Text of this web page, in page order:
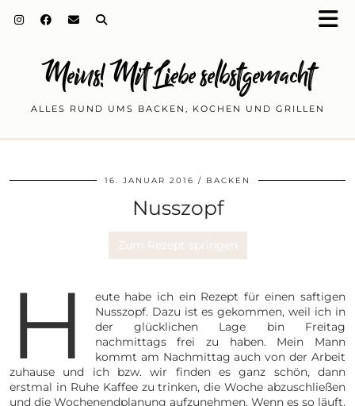
Meins! Mit Liebe selbstgemacht
ALLES RUND UMS BACKEN, KOCHEN UND GRILLEN
16. JANUAR 2016 BACKEN
Nusszopf
Zum Rezept springen
H
eute habe ich ein Rezept für einen saftigen
Nusszopf. Dazu ist es gekommen, weil ich in
der glücklichen Lage bin Freitag
nachmittags frei zu haben. Mein Mann
kommt am Nachmittag auch von der Arbeit
zuhause und ich bzw. wir finden es ganz schön, dann
erstmal in Ruhe Kaffee zu trinken, die Woche abzuschließen
und die Wochenendplanung aufzunehmen. Wenn es so läuft,